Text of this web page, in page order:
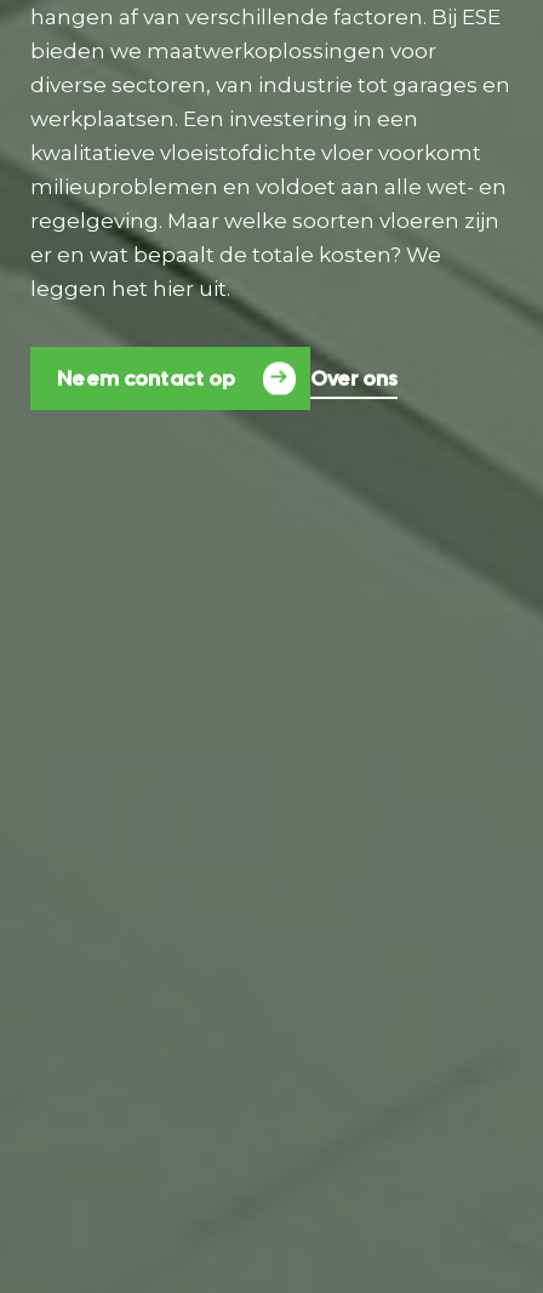
hangen af van verschillende factoren. Bij ESE
bieden we maatwerkoplossingen voor
diverse sectoren, van industrie tot garages en
werkplaatsen. Een investering in een
kwalitatieve vloeistofdichte vloer voorkomt
milieuproblemen en voldoet aan alle wet- en
regelgeving. Maar welke soorten vloeren zijn
er en wat bepaalt de totale kosten? We
leggen het hier uit.
Neem contact op Over ons